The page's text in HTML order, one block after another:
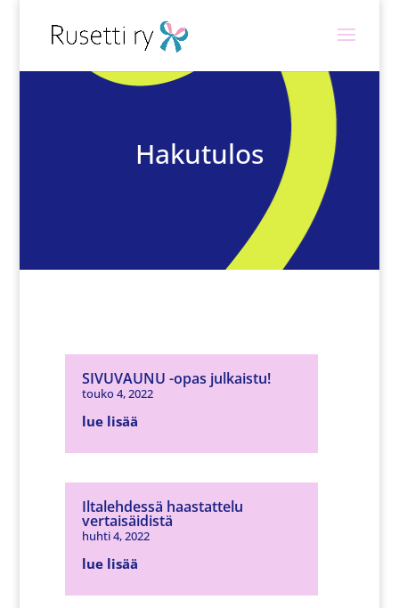
Hakutulos
SIVUVAUNU -opas julkaistu!
touko 4, 2022
lue lisää
Iltalehdessä haastattelu
vertaisäidistä
huhti 4, 2022
lue lisää